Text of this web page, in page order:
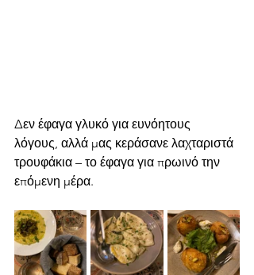
Δεν έφαγα γλυκό για ευνόητους
λόγους, αλλά μας κεράσανε λαχταριστά
τρουφάκια – το έφαγα για πρωινό την
επόμενη μέρα.